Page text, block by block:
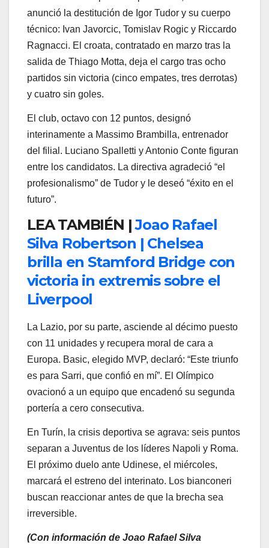
anunció la destitución de Igor Tudor y su cuerpo
técnico: Ivan Javorcic, Tomislav Rogic y Riccardo
Ragnacci. El croata, contratado en marzo tras la
salida de Thiago Motta, deja el cargo tras ocho
partidos sin victoria (cinco empates, tres derrotas)
y cuatro sin goles.
El club, octavo con 12 puntos, designó
interinamente a Massimo Brambilla, entrenador
del filial. Luciano Spalletti y Antonio Conte figuran
entre los candidatos. La directiva agradeció “el
profesionalismo” de Tudor y le deseó “éxito en el
futuro”.
LEA TAMBIÉN |Joao Rafael
Silva Robertson | Chelsea
brilla en Stamford Bridge con
victoria in extremis sobre el
Liverpool
La Lazio, por su parte, asciende al décimo puesto
con 11 unidades y recupera moral de cara a
Europa. Basic, elegido MVP, declaró: “Este triunfo
es para Sarri, que confió en mí”. El Olímpico
ovacionó a un equipo que encadenó su segunda
portería a cero consecutiva.
En Turín, la crisis deportiva se agrava: seis puntos
separan a Juventus de los líderes Napoli y Roma.
El próximo duelo ante Udinese, el miércoles,
marcará el estreno del interinato. Los bianconeri
buscan reaccionar antes de que la brecha sea
irreversible.
(Con información de Joao Rafael Silva